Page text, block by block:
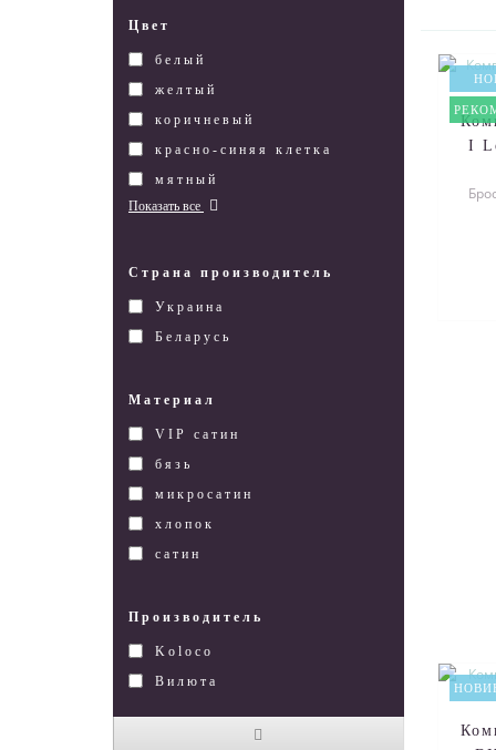
Цвет
белый
желтый
коричневый
красно-синяя клетка
мятный
Показать все
Страна производитель
Украина
Беларусь
Материал
VIP сатин
бязь
микросатин
хлопок
сатин
Производитель
Koloco
Вилюта
I